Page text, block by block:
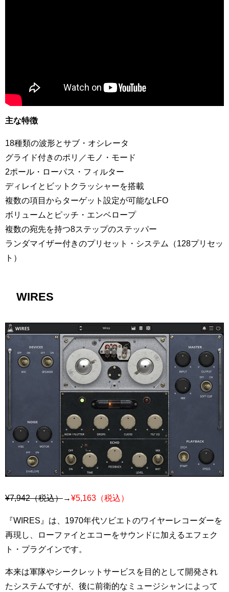
主な特徴
18種類の波形とサブ・オシレータ
グライド付きのポリ／モノ・モード
2ポール・ローパス・フィルター
ディレイとビットクラッシャーを搭載
複数の項目からターゲット設定が可能なLFO
ボリュームとピッチ・エンベロープ
複数の宛先を持つ8ステップのステッパー
ランダマイザー付きのプリセット・システム（128プリセッ
ト）
WIRES
¥7,942（税込）→¥5,163（税込）
『WIRES』は、1970年代ソビエトのワイヤーレコーダーを
再現し、ローファイとエコーをサウンドに加えるエフェク
ト・プラグインです。
本来は軍隊やシークレットサービスを目的として開発され
たシステムですが、後に前衛的なミュージシャンによって